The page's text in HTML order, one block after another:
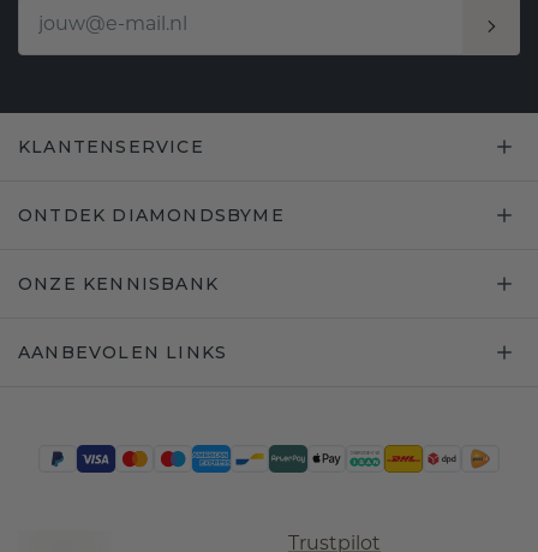
KLANTENSERVICE
ONTDEK DIAMONDSBYME
ONZE KENNISBANK
AANBEVOLEN LINKS
Trustpilot